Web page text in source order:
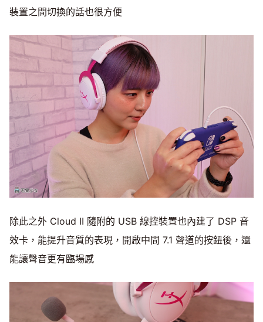
裝置之間切換的話也很方便
除此之外 Cloud II 隨附的 USB 線控裝置也內建了 DSP 音
效卡，能提升音質的表現，開啟中間 7.1 聲道的按鈕後，還
能讓聲音更有臨場感